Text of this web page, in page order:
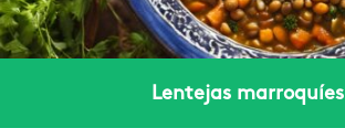
Lentejas marroquíes